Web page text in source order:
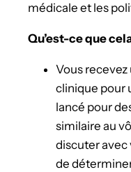
médicale et les
Qu’est-ce que
Vous recevez
clinique pour
lancé pour
similaire au
discuter
de